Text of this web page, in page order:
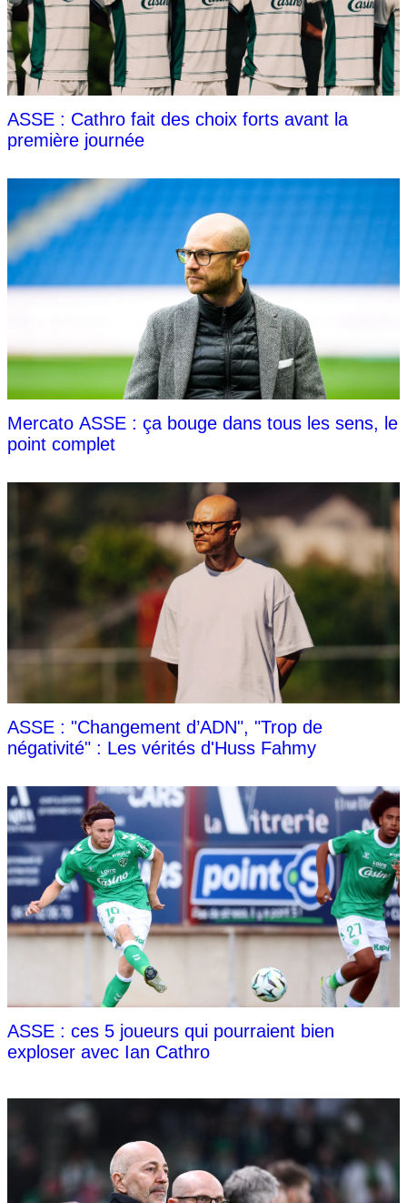
ASSE : Cathro fait des choix forts avant la
première journée
Mercato ASSE : ça bouge dans tous les sens, le
point complet
ASSE : "Changement d’ADN", "Trop de
négativité" : Les vérités d'Huss Fahmy
ASSE : ces 5 joueurs qui pourraient bien
exploser avec Ian Cathro